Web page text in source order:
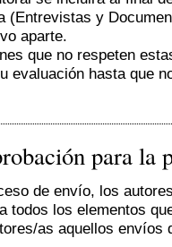
(Entrevistas y
aparte.
que no respeten
evaluación hasta que
para la
de envío, los
todos los elementos
as aquellos envíos